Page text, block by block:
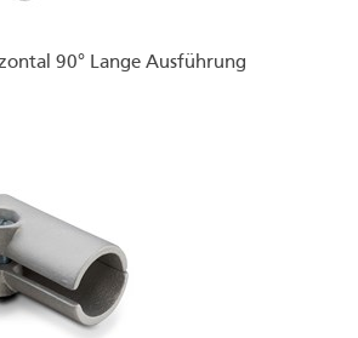
90° Lange Ausführung